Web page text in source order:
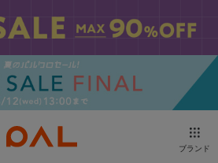
ブランド